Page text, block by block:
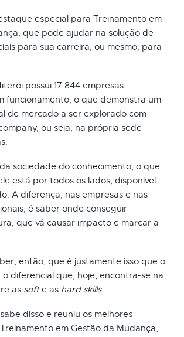
especial para Treinamento em
que pode ajudar na solução de
para sua carreira, ou mesmo, para
possui 17.844 empresas
funcionamento, o que demonstra um
de mercado a ser explorado com
ou seja, na própria sede
sociedade do conhecimento, o que
está por todos os lados, disponível
A diferença, nas empresas e nas
é saber onde conseguir
que vá causar impacto e marcar a
então, que é justamente isso que o
diferencial que, hoje, encontra-se na
as softe as hard skills.
disso e reuniu os melhores
em Gestão da Mudança,